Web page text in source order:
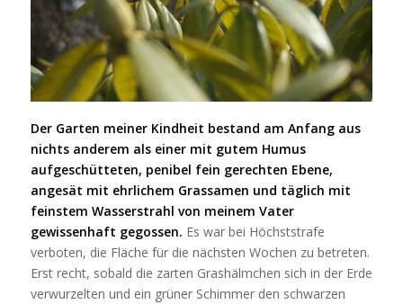
Der Garten meiner Kindheit bestand am Anfang aus
nichts anderem als einer mit gutem Humus
aufgeschütteten, penibel fein gerechten Ebene,
angesät mit ehrlichem Grassamen und täglich mit
feinstem Wasserstrahl von meinem Vater
gewissenhaft gegossen. Es war bei Höchststrafe
verboten, die Fläche für die nächsten Wochen zu betreten.
Erst recht, sobald die zarten Grashälmchen sich in der Erde
verwurzelten und ein grüner Schimmer den schwarzen